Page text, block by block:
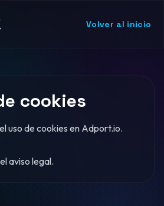
Volver al inicio
cookies
uso de cookies en Adport.io.
aviso legal.